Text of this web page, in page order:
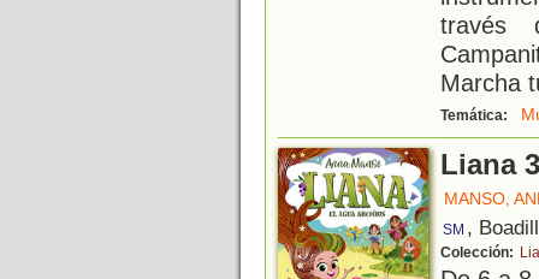
través
Marcha
Temática:
Liana
MANSO,
SM ,
Colección: